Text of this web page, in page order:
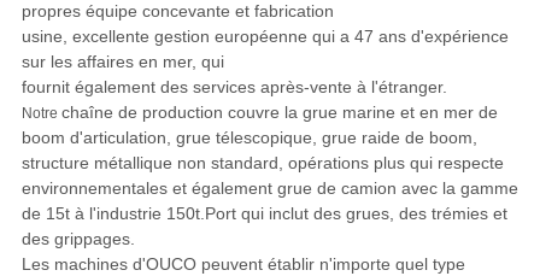
propres équipe concevante et fabrication
usine, excellente gestion européenne qui a 47 ans d'expérience
sur les affaires en mer, qui
fournit égalementdes services après-vente à l'étranger.
Notre chaîne de production couvre la grue marine et en mer de
boom d'articulation, grue télescopique, grue raide de boom,
structure métallique non standard, opérations plus qui respecte
environnementales et également grue de camion avec la gamme
de 15t à l'industrie 150t.Port qui inclut des grues, des trémies et
des grippages.
Les machines d'OUCO peuvent établir n'importe quel type